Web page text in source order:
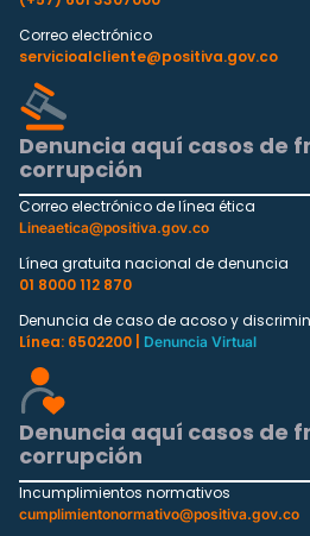
Correo electrónico
servicioalcliente@positiva.gov.co
Denuncia aquí casos de
corrupción
Correo electrónico de línea ética
Lineaetica@positiva.gov.co
Línea gratuita nacional de denuncia
01 8000 112 870
Denuncia de caso de acoso y
Línea: 6502200 |
Denuncia Virtual
Denuncia aquí casos de
corrupción
Incumplimientos normativos
cumplimientonormativo@positiva.gov.co